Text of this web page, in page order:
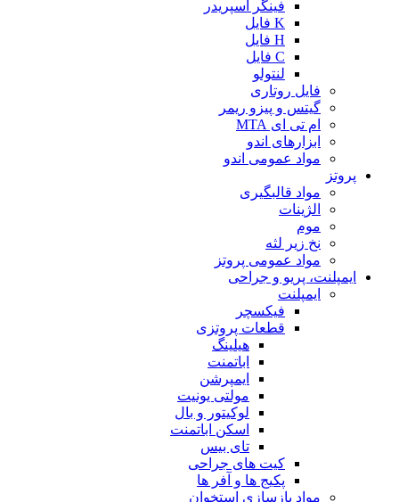
فینگر اسپریدر
K فایل
H فایل
C فایل
لنتولو
فایل روتاری
گیتس و پیزو ریمر
ام تی ای MTA
ابزارهای اندو
مواد عمومی اندو
پروتز
مواد قالبگیری
الژینات
موم
نخ زیر لثه
مواد عمومی پروتز
ایمپلنت، پریو و جراحی
ایمپلنت
فیکسچر
قطعات پروتزی
هیلینگ
اباتمنت
ایمپرشن
مولتی یونیت
لوکیتور و بال
اسکن اباتمنت
تای بیس
کیت های جراحی
پکیج ها و آفر ها
مواد بازسازی استخوان